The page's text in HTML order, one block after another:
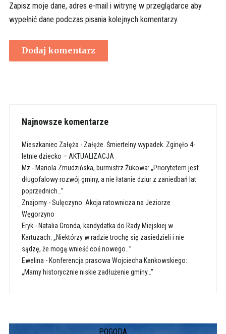
Zapisz moje dane, adres e-mail i witrynę w przeglądarce aby
wypełnić dane podczas pisania kolejnych komentarzy.
Najnowsze komentarze
Mieszkaniec Załęża - Załęże. Śmiertelny wypadek. Zginęło 4-
letnie dziecko – AKTUALIZACJA
Mz - Mariola Zmudzińska, burmistrz Żukowa: „Priorytetem jest
długofalowy rozwój gminy, a nie łatanie dziur z zaniedbań lat
poprzednich…”
Znajomy-Sulęczyno. Akcja ratownicza na Jeziorze
Węgorzyno
Eryk- Natalia Gronda, kandydatka do Rady Miejskiej w
Kartuzach: „Niektórzy w radzie trochę się zasiedzieli i nie
sądzę, że mogą wnieść coś nowego…”
Ewelina - Konferencja prasowa Wojciecha Kankowskiego:
„Mamy historycznie niskie zadłużenie gminy…”
POGODA